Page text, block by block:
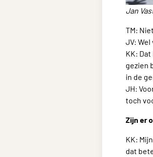
Jan
TM:
JV:
KK:
gezien
in de
JH:
toch
Zijn er
KK:
dat